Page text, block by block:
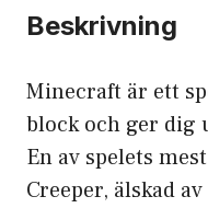
Beskrivning
Minecraft är ett
block och ger dig
En av spelets
Creeper, älskad